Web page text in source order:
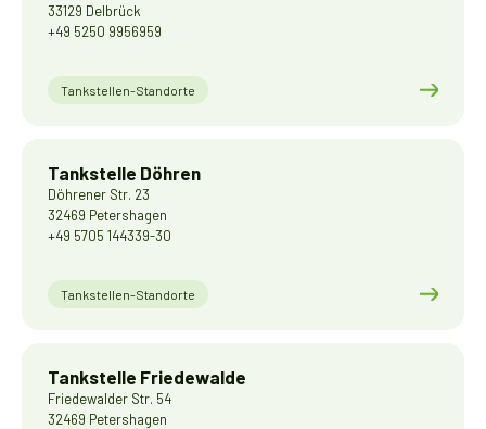
33129 Delbrück
+49 5250 9956959
Tankstellen-Standorte
Tankstelle Döhren
Döhrener Str. 23
32469 Petershagen
+49 5705 144339-30
Tankstellen-Standorte
Tankstelle Friedewalde
Friedewalder Str. 54
32469 Petershagen